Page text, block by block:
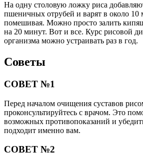
На одну столовую ложку риса
пшеничных отрубей и варят в около 10
помешивая. Можно просто залить
на 20 минут. Вот и все. Курс рисовой
организма можно устраивать раз в год.
Советы
СОВЕТ №1
Перед началом очищения суставов
проконсультируйтесь с врачом. Это
возможных противопоказаний и
подходит именно вам.
СОВЕТ №2